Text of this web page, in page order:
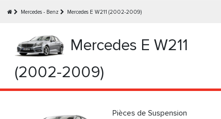
Mercedes - Benz Mercedes E W211 (2002-2009)
Mercedes E W211
(2002-2009)
Pièces de Suspension